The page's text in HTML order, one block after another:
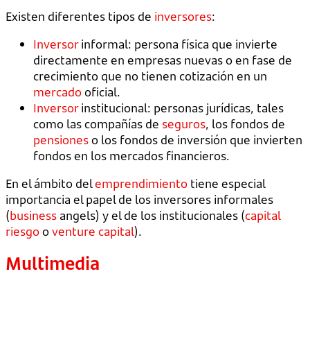
Existen diferentes tipos de inversores:
Inversorinformal: persona física que invierte
directamente en empresas nuevas o en fase de
crecimiento que no tienen cotización en un
mercadooficial.
Inversorinstitucional: personas jurídicas, tales
como las compañías de seguros, los fondos de
pensioneso los fondos de inversión que invierten
fondos en los mercados financieros.
En el ámbito delemprendimiento tiene especial
importancia el papel de los inversores informales
(business angels) y el de los institucionales (capital
riesgooventure capital).